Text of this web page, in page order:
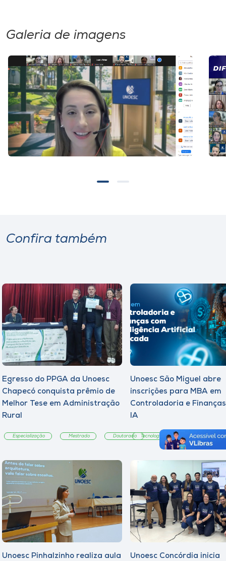
Galeria de imagens
Confira também
Egresso do PPGA da Unoesc
Chapecó conquista prêmio de
Melhor Tese em Administração
Rural
Especialização Mestrado Doutorado
Unoesc São Miguel abre
inscrições para MBA em
Controladoria e
IA
Tecnologia Notícia
Unoesc Pinhalzinho realiza aula Unoesc Concórdia inicia